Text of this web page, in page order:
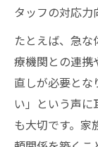
タッフの対応力
たとえば、急
療機関との連携
直しが必要とな
い」という声
も大切です。家